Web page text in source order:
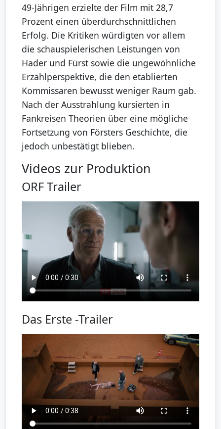
49-Jährigen erzielte der Film mit 28,7
Prozent einen überdurchschnittlichen
Erfolg. Die Kritiken würdigten vor allem
die schauspielerischen Leistungen von
Hader und Fürst sowie die ungewöhnliche
Erzählperspektive, die den etablierten
Kommissaren bewusst weniger Raum gab.
Nach der Ausstrahlung kursierten in
Fankreisen Theorien über eine mögliche
Fortsetzung von Försters Geschichte, die
jedoch unbestätigt blieben.
Videos zur Produktion
ORF Trailer
Das Erste -Trailer